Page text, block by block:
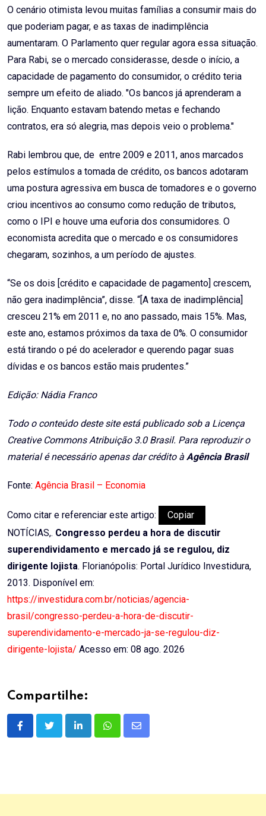
O cenário otimista levou muitas famílias a consumir mais do
que poderiam pagar, e as taxas de inadimplência
aumentaram. O Parlamento quer regular agora essa situação.
Para Rabi, se o mercado considerasse, desde o início, a
capacidade de pagamento do consumidor, o crédito teria
sempre um efeito de aliado. "Os bancos já aprenderam a
lição. Enquanto estavam batendo metas e fechando
contratos, era só alegria, mas depois veio o problema."
Rabi lembrou que, de entre 2009 e 2011, anos marcados
pelos estímulos a tomada de crédito, os bancos adotaram
uma postura agressiva em busca de tomadores e o governo
criou incentivos ao consumo como redução de tributos,
como o IPI e houve uma euforia dos consumidores. O
economista acredita que o mercado e os consumidores
chegaram, sozinhos, a um período de ajustes.
“Se os dois [crédito e capacidade de pagamento] crescem,
não gera inadimplência”, disse. “[A taxa de inadimplência]
cresceu 21% em 2011 e, no ano passado, mais 15%. Mas,
este ano, estamos próximos da taxa de 0%. O consumidor
está tirando o pé do acelerador e querendo pagar suas
dívidas e os bancos estão mais prudentes.”
Edição: Nádia Franco
Todo o conteúdo deste site está publicado sob a Licença
Creative Commons Atribuição 3.0 Brasil. Para reproduzir o
material é necessário apenas dar crédito à Agência Brasil
Fonte: Agência Brasil – Economia
Como citar e referenciar este artigo:
Copiar
NOTÍCIAS,. Congresso perdeu a hora de discutir
superendividamento e mercado já se regulou, diz
dirigente lojista. Florianópolis: Portal Jurídico Investidura,
2013. Disponível em:
https://investidura.com.br/noticias/agencia-
brasil/congresso-perdeu-a-hora-de-discutir-
superendividamento-e-mercado-ja-se-regulou-diz-
dirigente-lojista/ Acesso em: 08 ago. 2026
Compartilhe:
LinkedInWhatsappShare